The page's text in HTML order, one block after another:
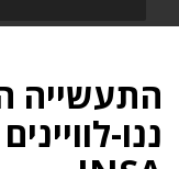
התעשייה
ננו-